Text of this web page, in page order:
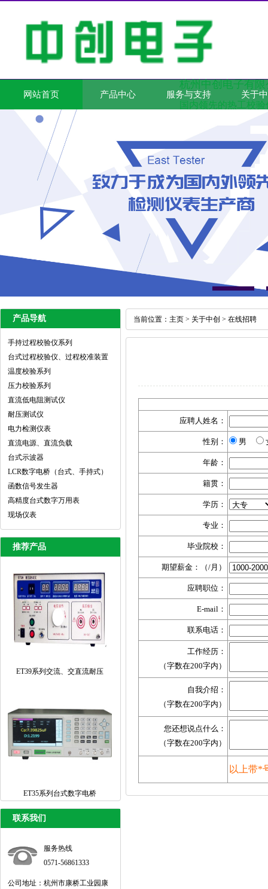
杭州中创电子有限
国内领先的热工校
网站首页 产品中心 服务与支持 关于
产品导航
手持过程校验仪系列
台式过程校验仪、过程校准装置
温度校验系列
压力校验系列
直流低电阻测试仪
耐压测试仪
电力检测仪表
直流电源、直流负载
台式示波器
LCR数字电桥（台式、手持式）
函数信号发生器
高精度台式数字万用表
现场仪表
推荐产品
ET39系列交流、交直流耐压
ET35系列台式数字电桥
联系我们
服务热线
0571-56861333
公司地址：杭州市康桥工业园康
当前位置： 主页 > 关于中创 > 在线招聘
应聘人姓名：
性别： 男
年龄：
籍贯：
学历：
专业：
毕业院校：
期望薪金：（/月）
应聘职位：
E-mail：
联系电话：
工作经历：
（字数在200字内）
自我介绍：
（字数在200字内）
您还想说点什么：
（字数在200字内）
以上带*